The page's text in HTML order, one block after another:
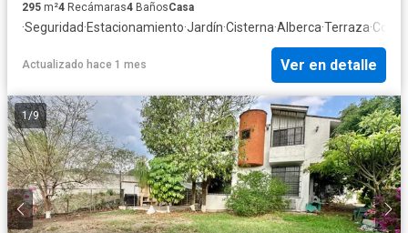
295 m²4 Recámaras4 BañosCasa
·Seguridad·Estacionamiento·Jardín·Cisterna·Alberca·Terraza·
Actualizado hace 1 mes Ver en detalle
1/9